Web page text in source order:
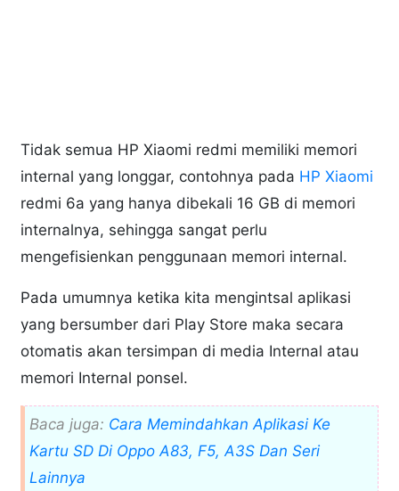
Tidak semua HP Xiaomi redmi memiliki memori
internal yang longgar, contohnya pada HP Xiaomi
redmi 6a yang hanya dibekali 16 GB di memori
internalnya, sehingga sangat perlu
mengefisienkan penggunaan memori internal.
Pada umumnya ketika kita mengintsal aplikasi
yang bersumber dari Play Store maka secara
otomatis akan tersimpan di media Internal atau
memori Internal ponsel.
Baca juga: Cara Memindahkan Aplikasi Ke
Kartu SD Di Oppo A83, F5, A3S Dan Seri
Lainnya